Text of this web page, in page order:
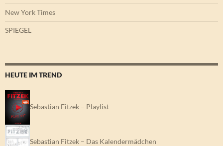
New York Times
SPIEGEL
HEUTE IM TREND
Sebastian Fitzek – Playlist
Sebastian Fitzek – Das Kalendermädchen